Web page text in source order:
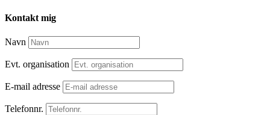
Kontakt mig
Navn
Evt. organisation
E-mail adresse
Telefonnr.